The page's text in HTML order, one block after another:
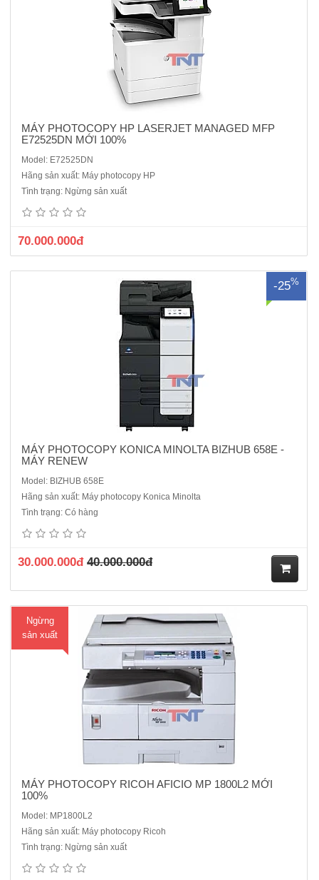
MÁY PHOTOCOPY HP LASERJET MANAGED MFP
E72525DN MỚI 100%
Model: E72525DN
Hãng sản xuất: Máy photocopy HP
Tình trạng: Ngừng sản xuất
70.000.000đ
-25%
MÁY PHOTOCOPY KONICA MINOLTA BIZHUB 658E - Máy renew là
dòng máy cũ độ mới cao.Chức năng : Sao chụp, In mạng, Quét mạng
bản/phút (A4)Đảo bản sao: có sẵn (cho phép in 2 mặt t..
MÁY PHOTOCOPY KONICA MINOLTA BIZHUB 658E -
MÁY RENEW
Model: BIZHUB 658E
Hãng sản xuất: Máy photocopy Konica Minolta
Tình trạng: Có hàng
30.000.000đ 40.000.000đ
Ngừng
sản xuất
Máy Photocopy Ricoh MP 1800L2Chức năng chuẩn : Copy + In +
cổng USB )Tốc độ/in/scan: 18 trang/phút,Khổ giấy sao chụp : A3-
MÁY PHOTOCOPY RICOH AFICIO MP 1800L2 MỚI
100%
Model: MP1800L2
Hãng sản xuất: Máy photocopy Ricoh
Tình trạng: Ngừng sản xuất
Máy photocopy Sharp AR-6026NV mới 100%Chức năng chuẩn: copy,
in mạng, scan màuTốc độ: 26 trang/phút (A4)Khổ giấy: tối đa A3Bộ
100 tờĐộ phân giải: 600 x 600 dpiPhóng to – thu nhỏ: ..